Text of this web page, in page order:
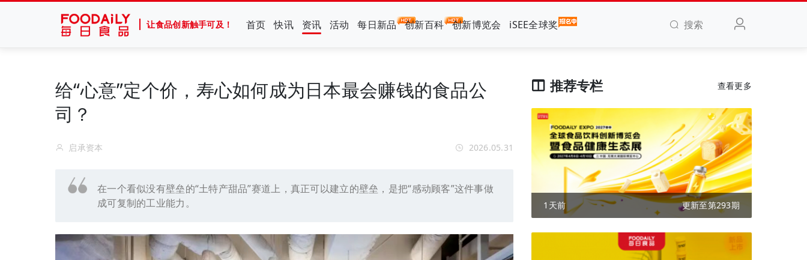
让食品创新触手可及！ 首页 快讯 资讯 活动 每日新品 创新百科 创新博览会 iSEE全球奖 搜索
给“心意”定个价，寿心如何成为日本最会赚钱的食品公
司？
启承资本 2026.05.31
在一个看似没有壁垒的“土特产甜品”赛道上，真正可以建立的壁垒，是把“感动顾客”这件事做
成可复制的工业能力。
推荐专栏 查看更多
1天前 更新至第293期